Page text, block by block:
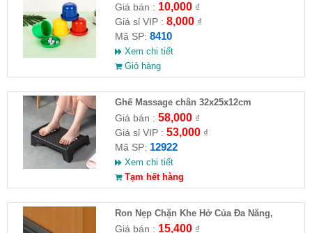
Giá bán : 10,000₫
Giá sỉ VIP : 8,000₫
Mã SP: 8410
Xem chi tiết
Giỏ hàng
Ghế Massage chân 32x25x12cm
Giá bán : 58,000₫
Giá sỉ VIP : 53,000₫
Mã SP: 12922
Xem chi tiết
Tạm hết hàng
Ron Nẹp Chặn Khe Hở Của Đa Năng,
Chống Côn Trùng( HĐ )
Giá bán : 15,400₫